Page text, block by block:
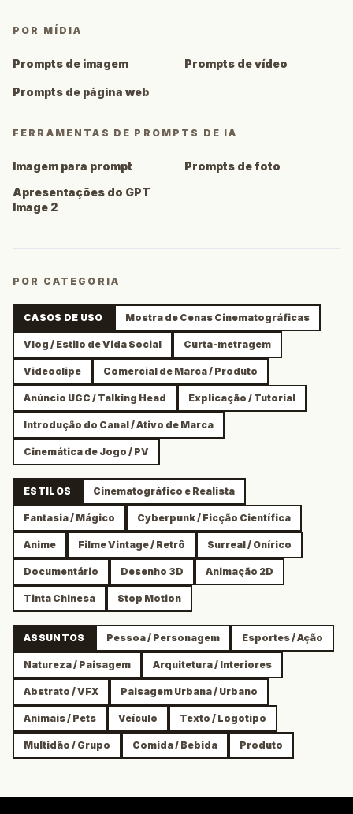
POR MÍDIA
Prompts de imagem Prompts de vídeo
Prompts de página web
FERRAMENTAS DE PROMPTS DE IA
Imagem para prompt
Prompts de foto
Apresentações do GPT
Image 2
POR CATEGORIA
CASOS DE USO Mostra de Cenas Cinematográficas
Vlog / Estilo de Vida Social Curta-metragem
Videoclipe Comercial de Marca / Produto
Anúncio UGC / Talking Head Explicação / Tutorial
Introdução do Canal / Ativo de Marca
Cinemática de Jogo / PV
ESTILOS Cinematográfico e Realista
Fantasia / Mágico Cyberpunk / Ficção Científica
Anime Filme Vintage / Retrô Surreal / Onírico
Documentário Desenho 3D Animação 2D
Tinta Chinesa Stop Motion
ASSUNTOS Pessoa / Personagem Esportes / Ação
Natureza / Paisagem Arquitetura / Interiores
Abstrato / VFX Paisagem Urbana / Urbano
Animais / Pets Veículo Texto / Logotipo
Multidão / Grupo Comida / Bebida Produto